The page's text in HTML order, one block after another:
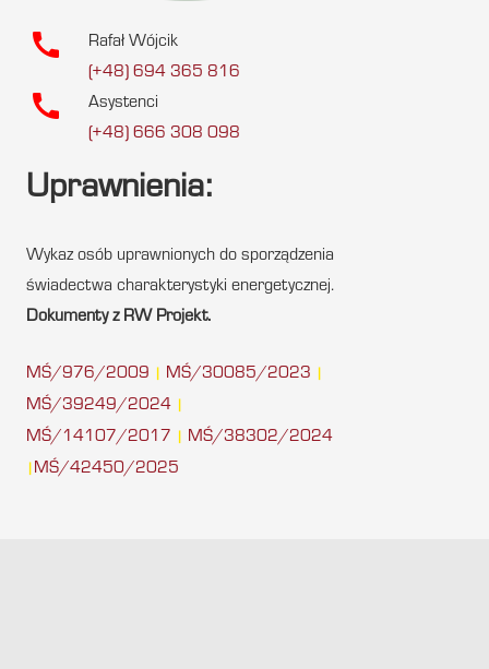
call
Rafał Wójcik
(+48) 694 365 816
call
Asystenci
(+48) 666 308 098
Uprawnienia:
Wykaz osób uprawnionych do sporządzenia
świadectwa charakterystyki energetycznej.
Dokumenty z RW Projekt.
MŚ/976/2009 MŚ/30085/2023
MŚ/39249/2024
MŚ/14107/2017 MŚ/38302/2024
MŚ/42450/2025